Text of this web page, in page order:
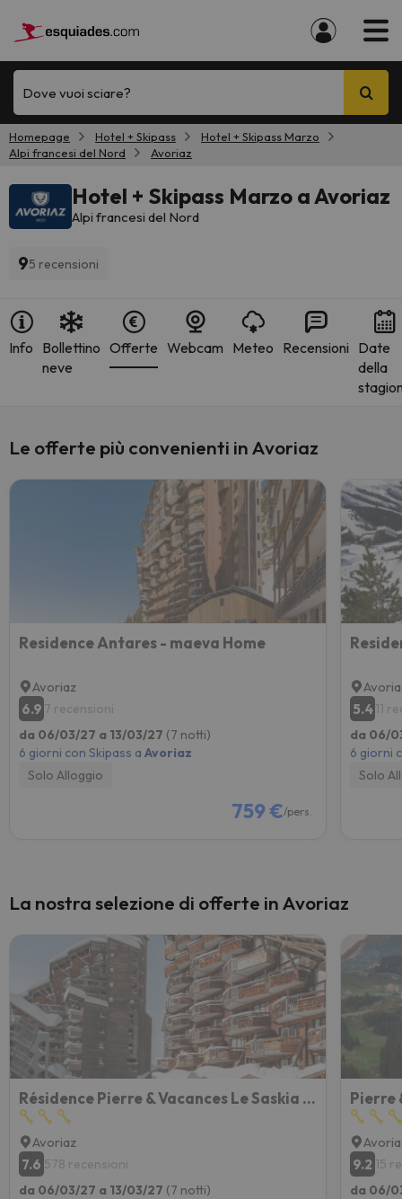
Dove vuoi sciare?
Homepage Hotel + Skipass
Hotel + Skipass Marzo
Alpi francesi del Nord
Avoriaz
Hotel + Skipass Marzo a Avoriaz
Alpi francesi del Nord
95 recensioni
Info Bollettino
neve
Offerte Webcam Meteo Recensioni Date
della
Le offerte più convenienti in Avoriaz
Residence Antares - maeva Home
Avoriaz
6.9 7 recensioni
da 06/03/27 a 13/03/27 (7 notti)
6 giorni con Skipass a Avoriaz
Solo Alloggio
759 €/pers.
5.411
da 06/
6 giorni
Solo
La nostra selezione di offerte in Avoriaz
Résidence Pierre & Vacances Le Saskia Falaise
Avoriaz
7.6 578 recensioni
da 06/03/27 a 13/03/27 (7 notti)
Pierre
9.2 15
da 06/